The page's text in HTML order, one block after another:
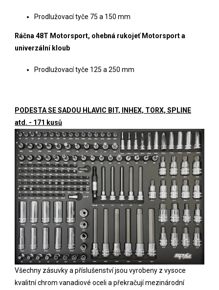
Prodlužovací tyče 75 a 150 mm
Ráčna 48T Motorsport, ohebná rukojeť Motorsport a
univerzální kloub
Prodlužovací tyče 125 a 250 mm
PODESTA SE SADOU HLAVIC BIT, INHEX, TORX, SPLINE
atd. - 171 kusů
Všechny zásuvky a příslušenství jsou vyrobeny z vysoce
kvalitní chrom vanadiové oceli a překračují mezinárodní